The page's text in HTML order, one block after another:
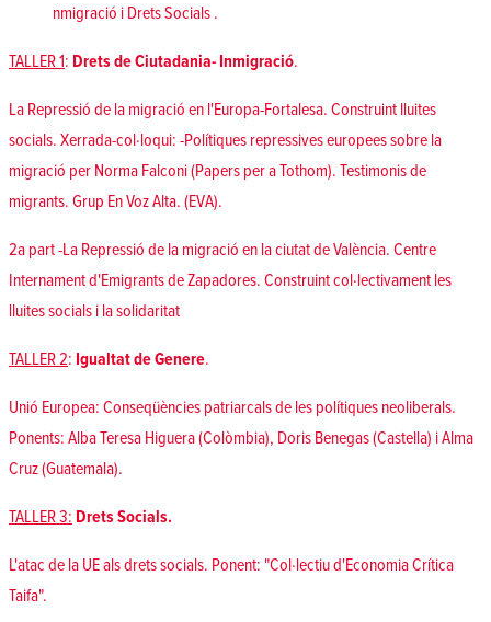
nmigració i Drets Socials .
TALLER 1: Drets de Ciutadania- Inmigració.
La Repressió de la migració en l'Europa-Fortalesa. Construint lluites
socials. Xerrada-col·loqui: -Polítiques repressives europees sobre la
migració per Norma Falconi (Papers per a Tothom). Testimonis de
migrants. Grup En Voz Alta. (EVA).
2a part -La Repressió de la migració en la ciutat de València. Centre
Internament d'Emigrants de Zapadores. Construint col·lectivament les
lluites socials i la solidaritat
TALLER 2: Igualtat de Genere.
Unió Europea: Conseqüències patriarcals de les polítiques neoliberals.
Ponents: Alba Teresa Higuera (Colòmbia), Doris Benegas (Castella) i Alma
Cruz (Guatemala).
TALLER 3: Drets Socials.
L'atac de la UE als drets socials. Ponent: "Col·lectiu d'Economia Crítica
Taifa".